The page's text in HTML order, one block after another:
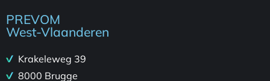
PREVOM
West-Vlaanderen
Krakeleweg 39
8000 Brugge